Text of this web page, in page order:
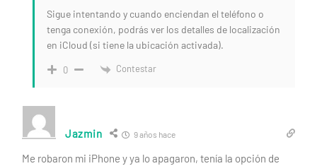
Sigue intentando y cuando enciendan el teléfono o
tenga conexión, podrás ver los detalles de localización
en iCloud (si tiene la ubicación activada).
0 Contestar
Jazmin 9 años hace
Me robaron mi iPhone y ya lo apagaron, tenía la opción de